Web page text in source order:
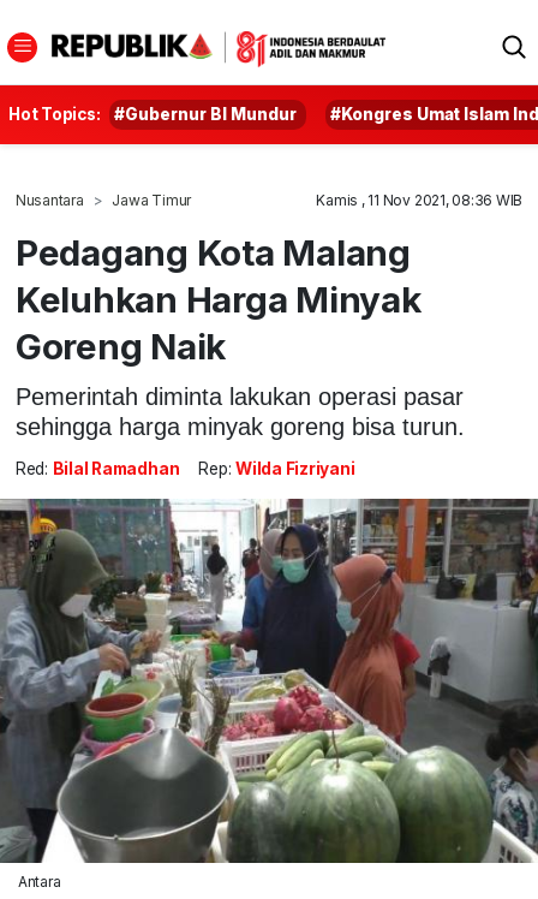
Hot Topics: #Gubernur BI Mundur #Kongres Umat Islam
Nusantara Jawa Timur Kamis , 11 Nov 2021, 08:36 WIB
Pedagang Kota Malang
Keluhkan Harga Minyak
Goreng Naik
Pemerintah diminta lakukan operasi pasar
sehingga harga minyak goreng bisa turun.
Red: Bilal Ramadhan Rep: Wilda Fizriyani
Antara